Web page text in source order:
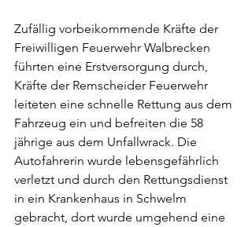
Zufällig vorbeikommende Kräfte der
Freiwilligen Feuerwehr Walbrecken
führten eine Erstversorgung durch,
Kräfte der Remscheider Feuerwehr
leiteten eine schnelle Rettung aus dem
Fahrzeug ein und befreiten die 58
jährige aus dem Unfallwrack. Die
Autofahrerin wurde lebensgefährlich
verletzt und durch den Rettungsdienst
in ein Krankenhaus in Schwelm
gebracht, dort wurde umgehend eine